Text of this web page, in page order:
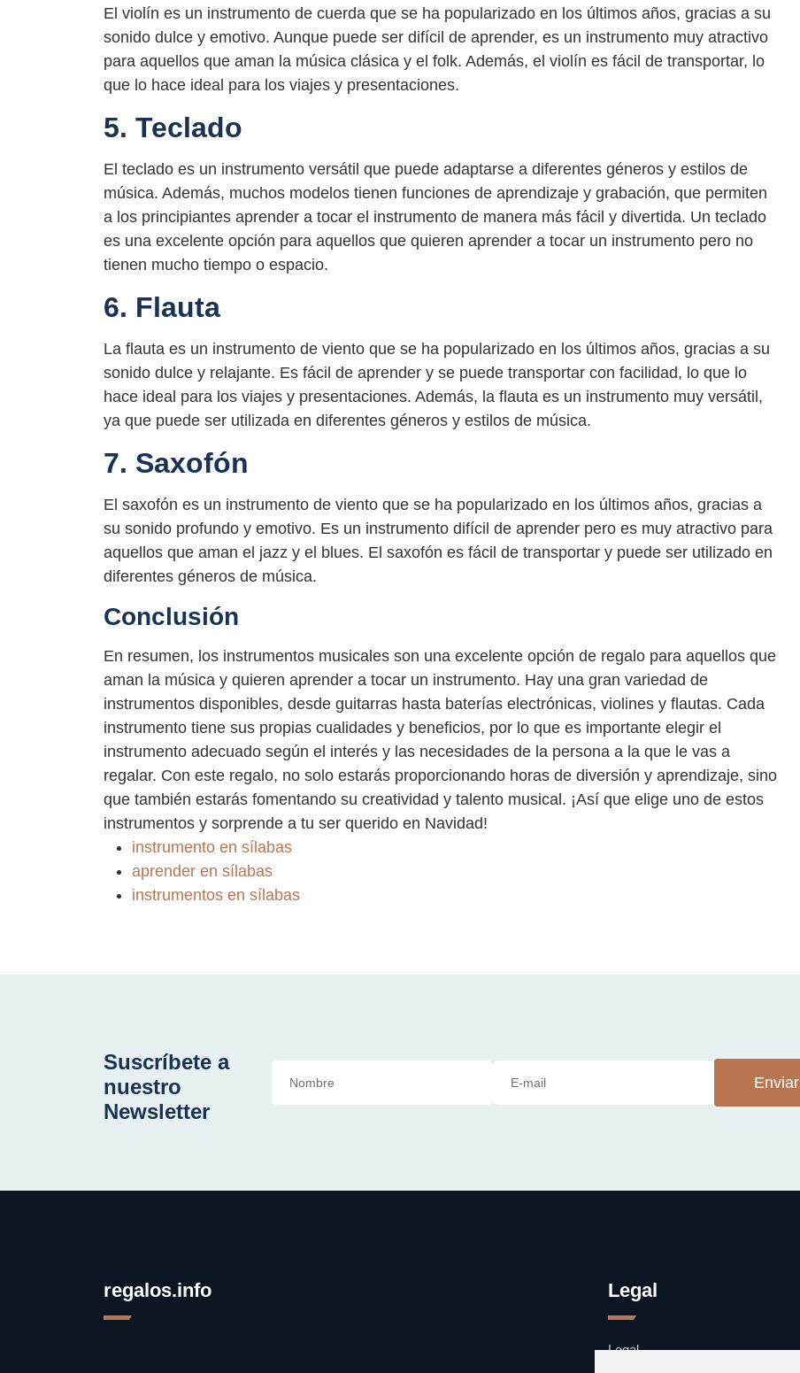
El violín es un instrumento de cuerda que se ha popularizado en los últimos años, gracias a su
sonido dulce y emotivo. Aunque puede ser difícil de aprender, es un instrumento muy atractivo
para aquellos que aman la música clásica y el folk. Además, el violín es fácil de transportar, lo
que lo hace ideal para los viajes y presentaciones.
5. Teclado
El teclado es un instrumento versátil que puede adaptarse a diferentes géneros y estilos de
música. Además, muchos modelos tienen funciones de aprendizaje y grabación, que permiten
a los principiantes aprender a tocar el instrumento de manera más fácil y divertida. Un teclado
es una excelente opción para aquellos que quieren aprender a tocar un instrumento pero no
tienen mucho tiempo o espacio.
6. Flauta
La flauta es un instrumento de viento que se ha popularizado en los últimos años, gracias a su
sonido dulce y relajante. Es fácil de aprender y se puede transportar con facilidad, lo que lo
hace ideal para los viajes y presentaciones. Además, la flauta es un instrumento muy versátil,
ya que puede ser utilizada en diferentes géneros y estilos de música.
7. Saxofón
El saxofón es un instrumento de viento que se ha popularizado en los últimos años, gracias a
su sonido profundo y emotivo. Es un instrumento difícil de aprender pero es muy atractivo para
aquellos que aman el jazz y el blues. El saxofón es fácil de transportar y puede ser utilizado en
diferentes géneros de música.
Conclusión
En resumen, los instrumentos musicales son una excelente opción de regalo para aquellos que
aman la música y quieren aprender a tocar un instrumento. Hay una gran variedad de
instrumentos disponibles, desde guitarras hasta baterías electrónicas, violines y flautas. Cada
instrumento tiene sus propias cualidades y beneficios, por lo que es importante elegir el
instrumento adecuado según el interés y las necesidades de la persona a la que le vas a
regalar. Con este regalo, no solo estarás proporcionando horas de diversión y aprendizaje, sino
que también estarás fomentando su creatividad y talento musical. ¡Así que elige uno de estos
instrumentos y sorprende a tu ser querido en Navidad!
instrumento en sílabas
aprender en sílabas
instrumentos en sílabas
Suscríbete a
nuestro
Newsletter
Enviar
regalos.info Legal
Legal